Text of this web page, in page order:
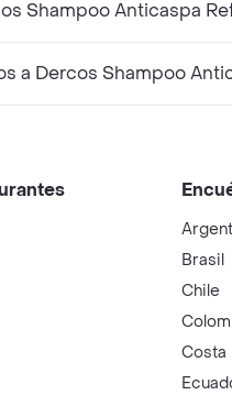
Shampoo Anticaspa
a Dercos Shampoo
Brasil
Chile
Costa